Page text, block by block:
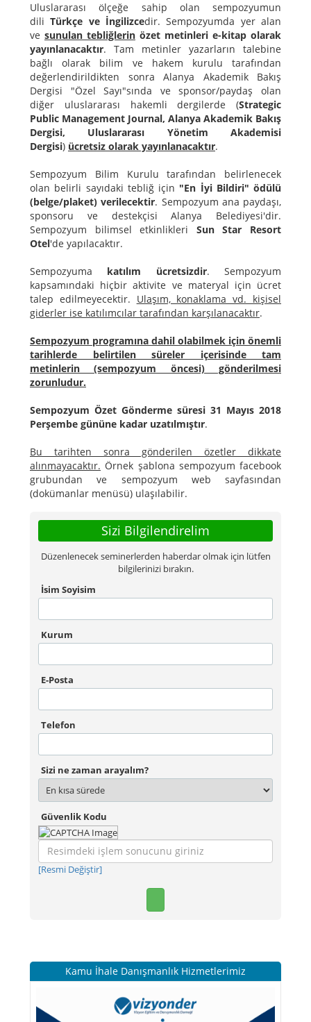
Uluslararası ölçeğe sahip olan sempozyumun
diliTürkçe ve İngilizcedir. Sempozyumda yer alan
ve sunulan tebliğlerin özet metinleri e-kitap olarak
yayınlanacaktır. Tam metinler yazarların talebine
bağlı olarak bilim ve hakem kurulu tarafından
değerlendirildikten sonra Alanya Akademik Bakış
Dergisi "Özel Sayı"sında ve sponsor/paydaş olan
diğer uluslararası hakemli dergilerde (Strategic
Public Management Journal, Alanya Akademik Bakış
Dergisi, Uluslararası Yönetim Akademisi
Dergisi) ücretsiz olarak yayınlanacaktır.
Sempozyum Bilim Kurulu tarafından belirlenecek
olan belirli sayıdaki tebliğ için "En İyi Bildiri" ödülü
(belge/plaket) verilecektir. Sempozyum ana paydaşı,
sponsoru ve destekçisi Alanya Belediyesi'dir.
Sempozyum bilimsel etkinlikleri Sun Star Resort
Otel'de yapılacaktır.
Sempozyuma katılım ücretsizdir. Sempozyum
kapsamındaki hiçbir aktivite ve materyal için ücret
talep edilmeyecektir. Ulaşım, konaklama vd. kişisel
giderler ise katılımcılar tarafından karşılanacaktır.
Sempozyum programına dahil olabilmek için önemli
tarihlerde belirtilen süreler içerisinde tam
metinlerin (sempozyum öncesi) gönderilmesi
zorunludur.
Sempozyum Özet Gönderme süresi 31 Mayıs 2018
Perşembe gününe kadar uzatılmıştır.
Bu tarihten sonra gönderilen özetler dikkate
alınmayacaktır. Örnek şablona sempozyum facebook
grubundan ve sempozyum web sayfasından
(dokümanlar menüsü) ulaşılabilir.
Sizi Bilgilendirelim
Düzenlenecek seminerlerden haberdar olmak için lütfen
bilgilerinizi bırakın.
İsim Soyisim
Kurum
E-Posta
Telefon
Sizi ne zaman arayalım?
Güvenlik Kodu
[Resmi Değiştir]
Kamu İhale Danışmanlık Hizmetlerimiz